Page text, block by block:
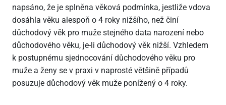
napsáno, že je splněna věková podmínka, jestliže vdova
dosáhla věku alespoň o 4 roky nižšího, než činí
důchodový věk pro muže stejného data narození nebo
důchodového věku, je-li důchodový věk nižší. Vzhledem
k postupnému sjednocování důchodového věku pro
muže a ženy se v praxi v naprosté většině případů
posuzuje důchodový věk muže ponížený o 4 roky.